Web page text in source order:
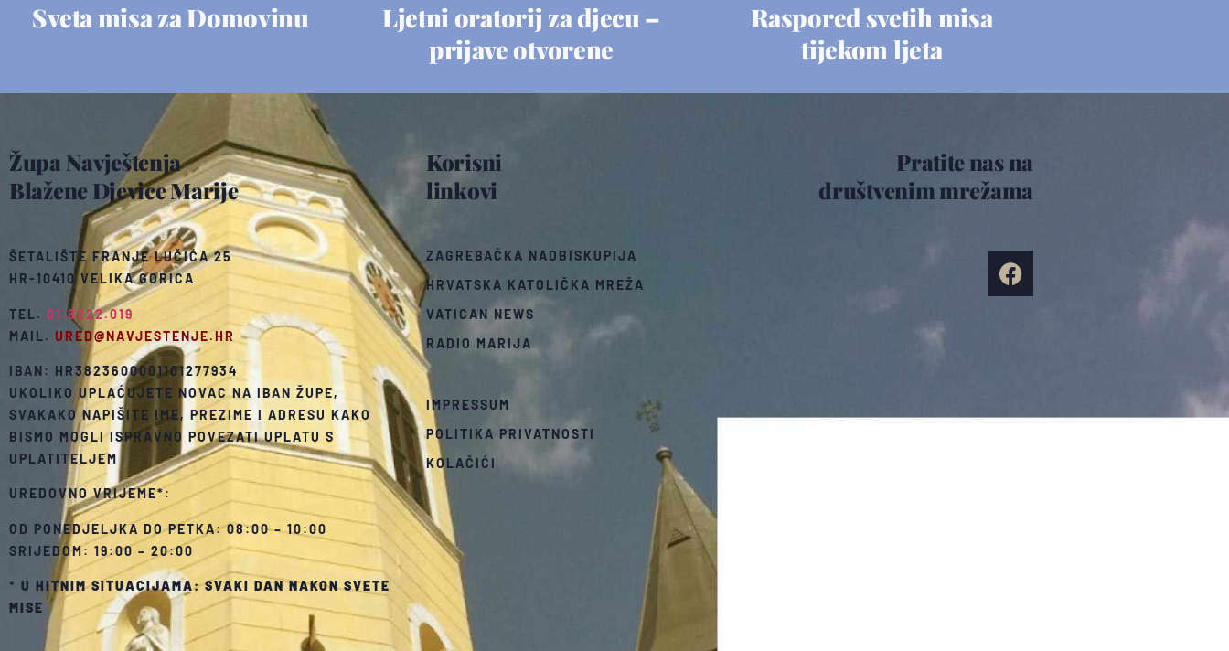
Sveta misa za Domovinu
Ljetni oratorij za djecu –
prijave otvorene
Raspored svetih misa
tijekom ljeta
Župa Navještenja
Blažene Djevice Marije
ŠETALIŠTE FRANJE LUČIĆA 25
HR-10410 VELIKA GORICA
TEL. 01.6222.019
MAIL. URED@NAVJESTENJE.HR
IBAN: HR3823600001101277934
UKOLIKO UPLAĆUJETE NOVAC NA IBAN ŽUPE,
SVAKAKO NAPIŠITE IME, PREZIME I ADRESU KAKO
BISMO MOGLI ISPRAVNO POVEZATI UPLATU S
UPLATITELJEM
UREDOVNO VRIJEME*:
OD PONEDJELJKA DO PETKA: 08:00 – 10:00
SRIJEDOM: 19:00 – 20:00
* U HITNIM SITUACIJAMA: SVAKI DAN NAKON SVETE
MISE
Korisni
linkovi
ZAGREBAČKA NADBISKUPIJA
HRVATSKA KATOLIČKA MREŽA
VATICAN NEWS
RADIO MARIJA
IMPRESSUM
POLITIKA PRIVATNOSTI
KOLAČIĆI
Pratite nas na
društvenim mrežama